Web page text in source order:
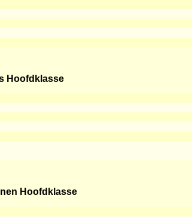
Hoofdklasse
Hoofdklasse